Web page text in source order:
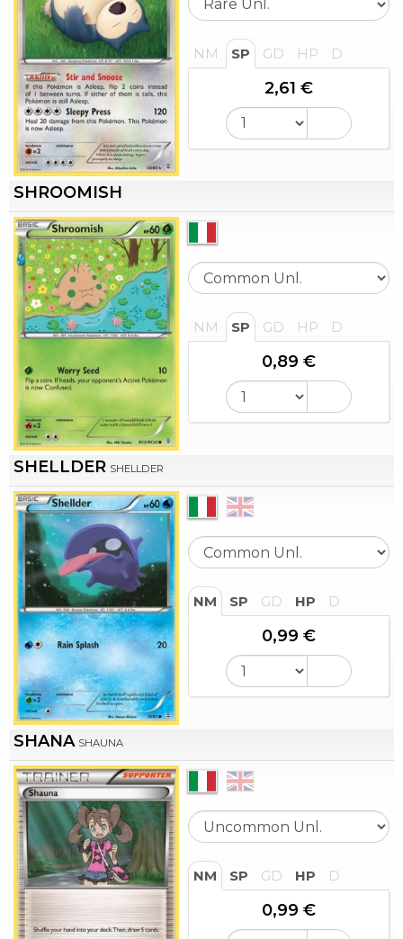
NM SP GD HP D
2,61 €
SHROOMISH
NM SP GD HP D
0,89 €
SHELLDER SHELLDER
NM SP GD HP D
0,99 €
SHANA SHAUNA
NM SP GD HP D
0,99 €